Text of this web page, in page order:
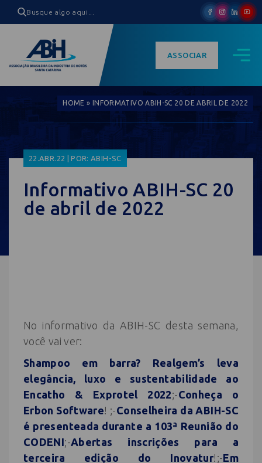
ASSOCIAR
HOME » INFORMATIVO ABIH-SC 20 DE ABRIL DE 2022
22.ABR.22 | POR: ABIH-SC
Informativo ABIH-SC 20
de abril de 2022
No informativo da ABIH-SC desta semana,
você vai ver:
Shampoo em barra? Realgem’s leva
elegância, luxo e sustentabilidade ao
Encatho & Exprotel 2022;-Conheça o
Erbon Software! ;-Conselheira da ABIH-SC
é presenteada durante a 103ª Reunião do
CODENI;-Abertas inscrições para a
terceira edição do Inovatur!;-Em